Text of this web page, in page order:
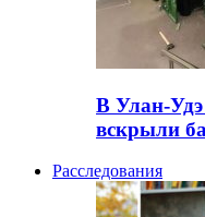
В Улан-
вскрыли
Расследования